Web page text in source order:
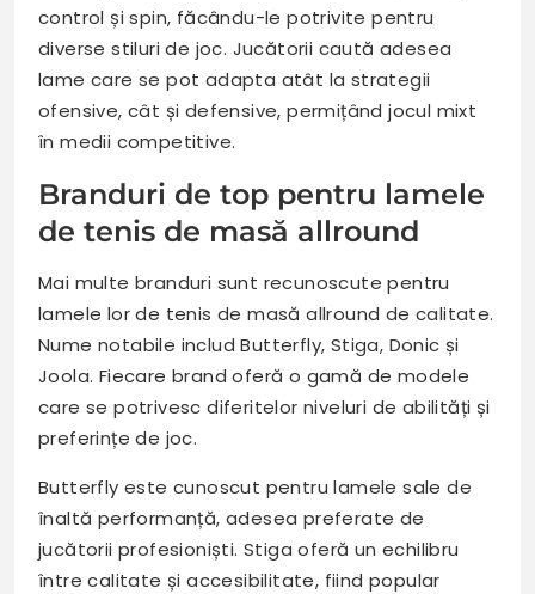
control și spin, făcându-le potrivite pentru
diverse stiluri de joc. Jucătorii caută adesea
lame care se pot adapta atât la strategii
ofensive, cât și defensive, permițând jocul mixt
în medii competitive.
Branduri de top pentru lamele
de tenis de masă allround
Mai multe branduri sunt recunoscute pentru
lamele lor de tenis de masă allround de calitate.
Nume notabile includ Butterfly, Stiga, Donic și
Joola. Fiecare brand oferă o gamă de modele
care se potrivesc diferitelor niveluri de abilități și
preferințe de joc.
Butterfly este cunoscut pentru lamele sale de
înaltă performanță, adesea preferate de
jucătorii profesioniști. Stiga oferă un echilibru
între calitate și accesibilitate, fiind popular